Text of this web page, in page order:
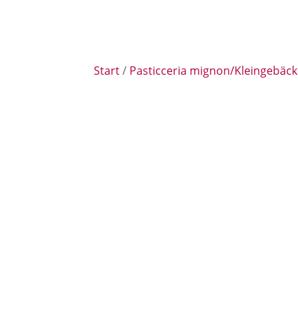
Start/ Pasticceria mignon/Kleingebäck